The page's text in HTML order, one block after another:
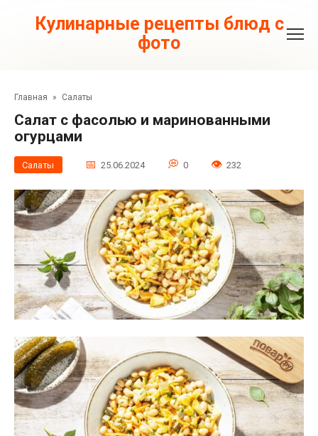
контентуКулинарные рецепты блюд с
фото
Главная » Салаты
Cалат с фасолью и маринованными
огурцами
Салаты 25.06.2024 0 232